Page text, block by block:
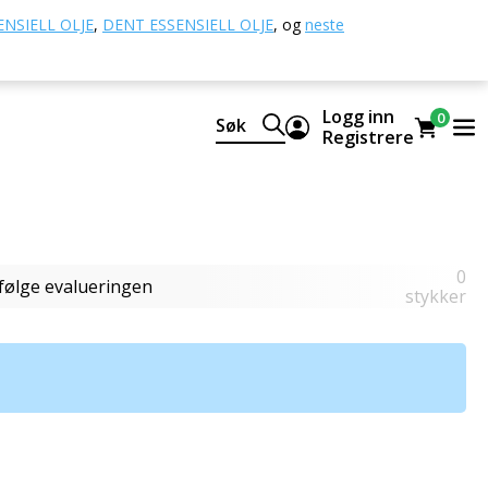
OLJE, DENT ESSENSIELL OLJE, ogneste
Søk
Logg inn
Registrere
0
fruktene. De kan tilsettes både mat og drikke.
evalueringen
0
stykker